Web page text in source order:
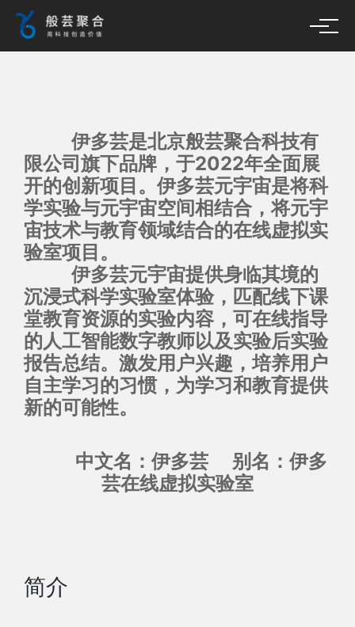
伊多芸元宇宙
伊多芸是北京般芸聚合科技有
限公司旗下品牌，于2022年全面展
开的创新项目。伊多芸元宇宙是将科
学实验与元宇宙空间相结合，将元宇
宙技术与教育领域结合的在线虚拟实
验室项目。
伊多芸元宇宙提供身临其境的
沉浸式科学实验室体验，匹配线下课
堂教育资源的实验内容，可在线指导
的人工智能数字教师以及实验后实验
报告总结。激发用户兴趣，培养用户
自主学习的习惯，为学习和教育提供
新的可能性。
中文名：伊多芸 别名：伊多
芸在线虚拟实验室
简介